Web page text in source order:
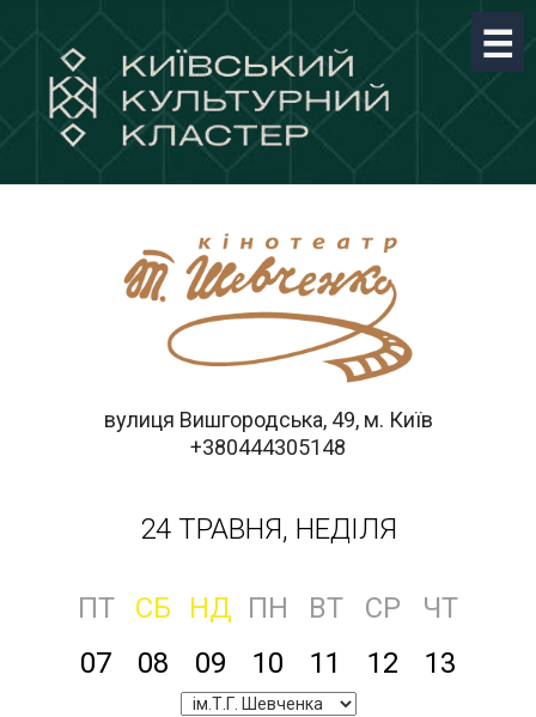
вулиця Вишгородська, 49, м. Київ
+380444305148
24 ТРАВНЯ, НЕДІЛЯ
ПТ СБ НД ПН ВТ СР
ЧТ
07
08 09 10 11 12 13